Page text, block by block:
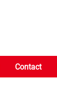
Contact